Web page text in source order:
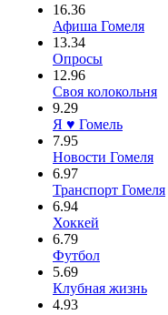
16.36
Афиша Гомеля
13.34
Опросы
12.96
Своя колокольня
9.29
Я ♥ Гомель
7.95
Новости Гомеля
6.97
Транспорт Гомеля
6.94
Хоккей
6.79
Футбол
5.69
Клубная жизнь
4.93